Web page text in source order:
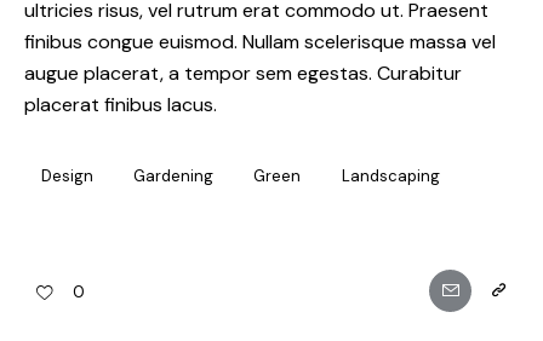
ultricies risus, vel rutrum erat commodo ut. Praesent
finibus congue euismod. Nullam scelerisque massa vel
augue placerat, a tempor sem egestas. Curabitur
placerat finibus lacus.
Design Gardening Green Landscaping
0